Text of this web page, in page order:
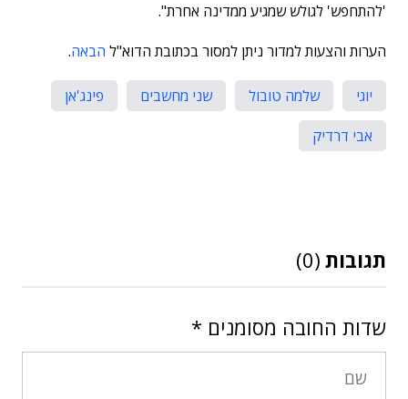
'להתחפש' לגולש שמגיע ממדינה אחרת".
הערות והצעות למדור ניתן למסור בכתובת הדוא"ל הבאה.
יוגי שלמה טובול שני מחשבים
פינג'אן
אבי דרדיק
תגובות (0)
שדות החובה מסומנים *